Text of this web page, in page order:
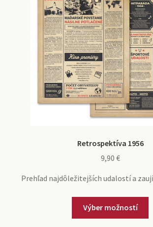
Retrospektíva 1956
9,90 €
Prehľad najdôležitejších udalostí a
Výber možností